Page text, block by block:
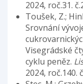
2024, roč.31.
Toušek, Z.;
Srovnání
Visegrádské
cyklu peněz.
2024, roč.140.